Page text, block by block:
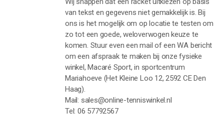
van tekst en gegevens niet gemakkelijk is. Bij
ons is het mogelijk om op locatie te testen om
zo tot een goede, weloverwogen keuze te
komen. Stuur even een mail of een WA bericht
om een afspraak te maken bij onze fysieke
winkel, Macaré Sport, in sportcentrum
Mariahoeve (Het Kleine Loo 12, 2592 CE Den
Haag).
Mail: sales@online-tenniswinkel.nl
Tel: 06 57792567